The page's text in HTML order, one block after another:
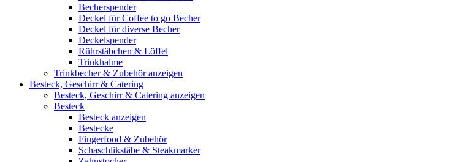
Becherspender
Deckel für Coffee to go Becher
Deckel für diverse Becher
Deckelspender
Rührstäbchen & Löffel
Trinkhalme
Trinkbecher & Zubehör anzeigen
Besteck, Geschirr & Catering
Besteck, Geschirr & Catering anzeigen
Besteck
Besteck anzeigen
Bestecke
Fingerfood & Zubehör
Schaschlikstäbe & Steakmarker